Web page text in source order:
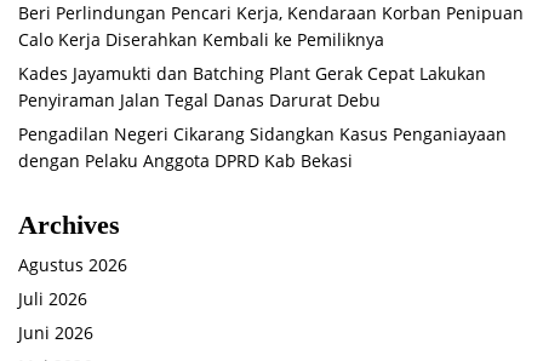
Beri Perlindungan Pencari Kerja, Kendaraan Korban Penipuan
Calo Kerja Diserahkan Kembali ke Pemiliknya
Kades Jayamukti dan Batching Plant Gerak Cepat Lakukan
Penyiraman Jalan Tegal Danas Darurat Debu
Pengadilan Negeri Cikarang Sidangkan Kasus Penganiayaan
dengan Pelaku Anggota DPRD Kab Bekasi
Archives
Agustus 2026
Juli 2026
Juni 2026